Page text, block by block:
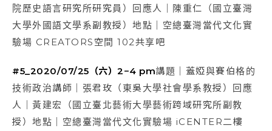
院歷史語言研究所研究員）回應人｜陳重仁（國立臺灣
大學外國語文學系副教授）地點｜空總臺灣當代文化實
驗場 CREATORS空間 102共享吧
#5_2020/07/25（六）2−4 pm講題｜蓋婭與賽伯格的
技術政治講師｜張君玫（東吳大學社會學系教授）回應
人｜黃建宏（國立臺北藝術大學藝術跨域研究所副教
授）地點｜空總臺灣當代文化實驗場 iCENTER二樓